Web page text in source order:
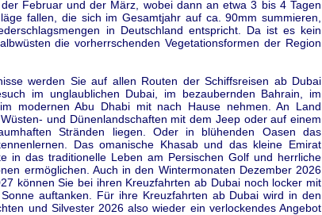
Februar und der März, wobei dann an etwa 3 bis 4 Tagen
fallen, die sich im Gesamtjahr auf ca. 90mm summieren,
in Deutschland entspricht. Da ist es kein
die vorherrschenden Vegetationsformen der Region
werden Sie auf allen Routen der Schiffsreisen ab Dubai
im unglaublichen Dubai, im bezaubernden Bahrain, im
modernen Abu Dhabi mit nach Hause nehmen. An Land
und Dünenlandschaften mit dem Jeep oder auf einem
Stränden liegen. Oder in blühenden Oasen das
Das omanische Khasab und das kleine Emirat
in das traditionelle Leben am Persischen Golf und herrliche
ermöglichen. Auch in den Wintermonaten Dezember 2026
können Sie bei ihren Kreuzfahrten ab Dubai noch locker mit
auftanken. Für ihre Kreuzfahrten ab Dubai wird in den
und Silvester 2026 also wieder ein verlockendes Angebot